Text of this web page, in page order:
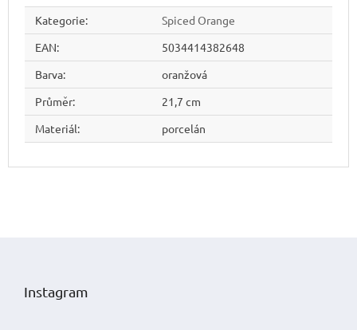
Kategorie:
Spiced Orange
EAN:
5034414382648
Barva:
oranžová
Průměr:
21,7 cm
Materiál: porcelán
Instagram